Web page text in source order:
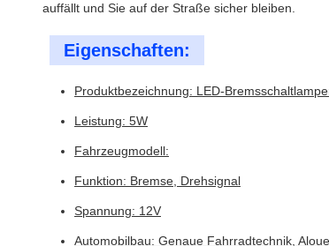
auffällt und Sie auf der Straße sicher bleiben.
Eigenschaften:
Produktbezeichnung: LED-
Leistung: 5W
Fahrzeugmodell:
Funktion: Bremse, Drehsignal
Spannung: 12V
Automobilbau: Genaue Fahrradtechnik,